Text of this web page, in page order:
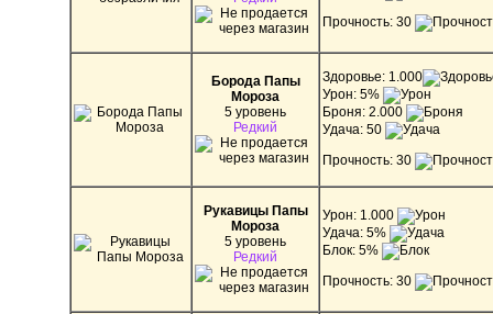
Прочность: 30
Борода Папы
Мороза
5 уровень
Редкий
Здоровье: 1.000
Урон: 5%
Броня: 2.000
Удача: 50
Прочность: 30
Рукавицы Папы
Мороза
5 уровень
Редкий
Урон: 1.000
Удача: 5%
Блок: 5%
Прочность: 30